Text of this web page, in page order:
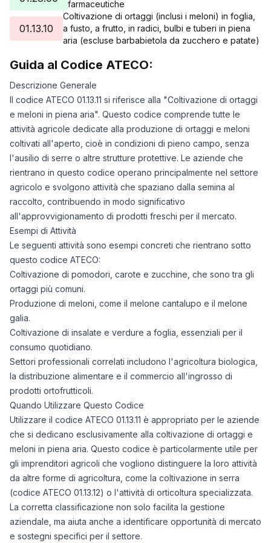
20/07/2025
0
21/07/2025
0
22/07/2025
153
23/07/2025
25/07/2025
26/07/2025
646
27/07/2025
28/07/2025
646
29/07/2025
646
30/07/2025
646
31/07/2025
646
01/08/2025
02/08/2025
646
03/08/2025
04/08/2025
646
05/08/2025
06/08/2025
646
07/08/2025
09/08/2025
646
10/08/2025
11/08/2025
646
12/08/2025
646
13/08/2025
14/08/2025
15/08/2025
646
16/08/2025
646
17/08/2025
646
18/08/2025
646
19/08/2025
646
688
21/08/2025
786
22/08/2025
farmaceutiche
01.13.10
Coltivazione di ortaggi (inclusi i meloni) in foglia,
a fusto, a frutto, in radici, bulbi e tuberi in piena
aria (escluse barbabietola da zucchero e patate)
Guida al Codice ATECO:
Descrizione Generale
Il codice ATECO 01.13.11 si riferisce alla "Coltivazione di ortaggi
e meloni in piena aria". Questo codice comprende tutte le
attività agricole dedicate alla produzione di ortaggi e meloni
coltivati all'aperto, cioè in condizioni di pieno campo, senza
l'ausilio di serre o altre strutture protettive. Le aziende che
rientrano in questo codice operano principalmente nel settore
agricolo e svolgono attività che spaziano dalla semina al
raccolto, contribuendo in modo significativo
all'approvvigionamento di prodotti freschi per il mercato.
Esempi di Attività
Le seguenti attività sono esempi concreti che rientrano sotto
questo codice ATECO:
Coltivazione di pomodori, carote e zucchine, che sono tra gli
ortaggi più comuni.
Produzione di meloni, come il melone cantalupo e il melone
galia.
Coltivazione di insalate e verdure a foglia, essenziali per il
consumo quotidiano.
Settori professionali correlati includono l'agricoltura biologica,
la distribuzione alimentare e il commercio all'ingrosso di
prodotti ortofrutticoli.
Quando Utilizzare Questo Codice
Utilizzare il codice ATECO 01.13.11 è appropriato per le aziende
che si dedicano esclusivamente alla coltivazione di ortaggi e
meloni in piena aria. Questo codice è particolarmente utile per
gli imprenditori agricoli che vogliono distinguere la loro attività
da altre forme di agricoltura, come la coltivazione in serra
(codice ATECO 01.13.12) o l'attività di orticoltura specializzata.
La corretta classificazione non solo facilita la gestione
aziendale, ma aiuta anche a identificare opportunità di mercato
e sostegni specifici per il settore.